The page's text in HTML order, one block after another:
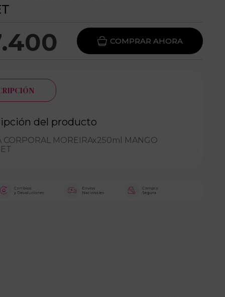
.400
del producto
CORPORAL MOREIRAx250ml MANGO